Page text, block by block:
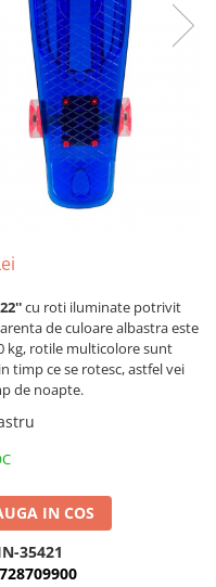
cu roti iluminate potrivit
de culoare albastra este
kg, rotile multicolore sunt
timp ce se rotesc, astfel vei
de noapte.
IN COS
35421